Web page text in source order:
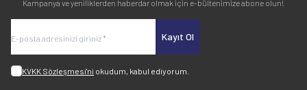
Kampanya ve yeniliklerden haberdar olmak için e-bültenimize abone olun!
Kayıt Ol
KVKK Sözleşmesi'ni okudum, kabul ediyorum.